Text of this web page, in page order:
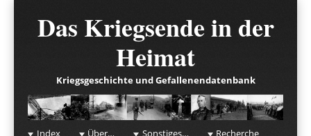
Das Kriegsende in der
Heimat
Kriegsgeschichte und Gefallenendatenbank